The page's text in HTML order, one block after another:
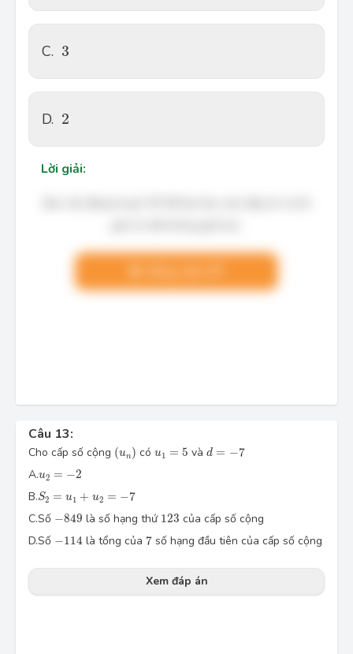
C. 3
3
D. 2
2
Lời giải:
Câu 13:
Cho cấp số cộng (un )
(u_n ) có u1 = 5
u_1=5 và d = −7
d=-7
A.u2 = −2
u_2=-2
B.S2 = u1 + u2 = −7
S_2=u_1+u_2=-7
C.Số −849
- 849 là số hạng thứ 123
123 của cấp số cộng
D.Số −114
-114 là tổng của 7
7
Xem đáp án